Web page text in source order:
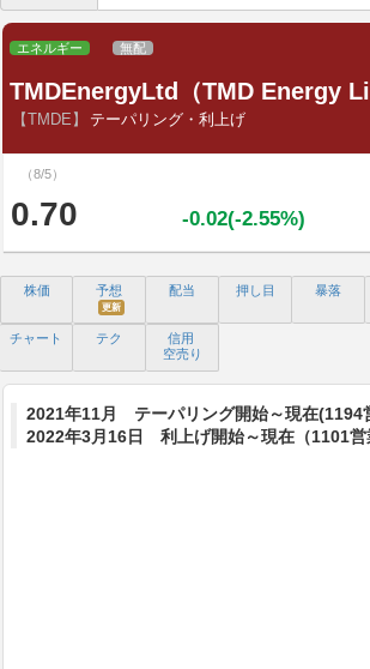
エネルギー 無配
TMDEnergyLtd（TMD Energy
【TMDE】 テーパリング・利上げ
（8/5）
0.70 -0.02(-2.55%)
株価 予想
更新
配当 押し目 暴落
チャート テク
信用
空売り
2021年11月 テーパリング開始～現在(1194
2022年3月16日 利上げ開始～現在（1101営